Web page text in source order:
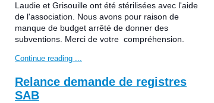
Laudie et Grisouille ont été stérilisées avec l'aide
de l'association. Nous avons pour raison de
manque de budget arrêté de donner des
subventions. Merci de votre compréhension.
Continue reading ...
Relance demande de registres
SAB